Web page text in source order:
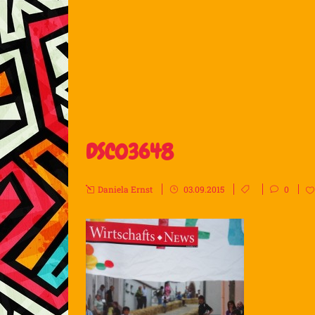
DSC03648
Daniela Ernst 03.09.2015 0